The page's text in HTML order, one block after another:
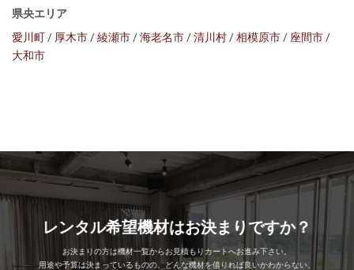
県央エリア
愛川町/ 厚木市/綾瀬市/海老名市/清川村/相模原市/ 座間市/
大和市
レンタル希望機材はお決まりですか？
お決まりの方は機材一覧からお見積もりカートへお進み下さい。
用途や予算は決まっているものの、どんな機材を借りれば良いかわからない、